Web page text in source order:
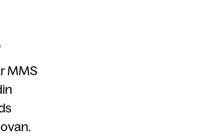
MMS